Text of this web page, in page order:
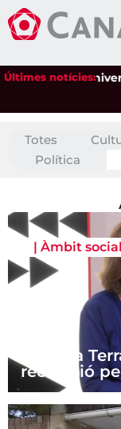
Últimes notícies:
L'univers
Totes
Política
| Àmbit social
Patrícia
reelecció